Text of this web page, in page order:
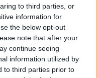
to third parties, or
information for
the below opt-out
note that after your
continue seeing
information utilized by
to third parties prior to